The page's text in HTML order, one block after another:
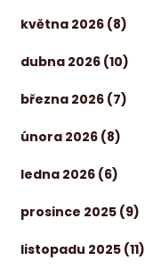
května 2026 (8)
dubna 2026 (10)
března 2026 (7)
února 2026 (8)
ledna 2026 (6)
prosince 2025 (9)
listopadu 2025 (11)